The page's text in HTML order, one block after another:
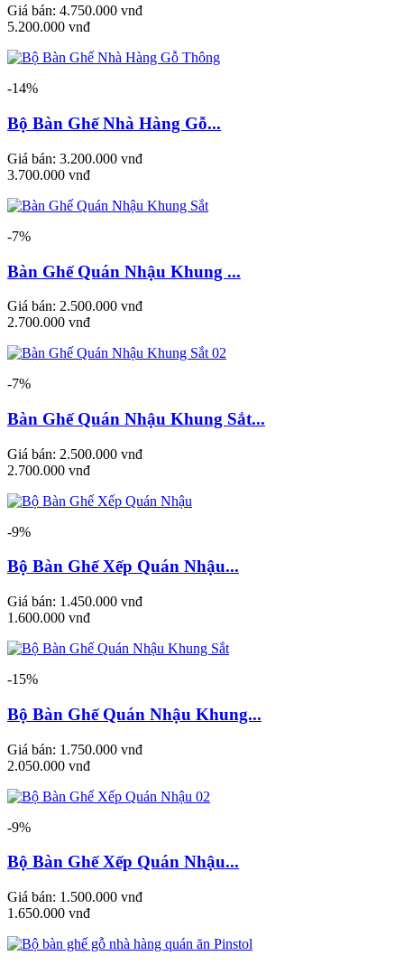
Giá bán: 4.750.000 vnđ
5.200.000 vnđ
-14%
Bộ Bàn Ghế Nhà Hàng Gỗ...
Giá bán: 3.200.000 vnđ
3.700.000 vnđ
-7%
Bàn Ghế Quán Nhậu Khung ...
Giá bán: 2.500.000 vnđ
2.700.000 vnđ
-7%
Bàn Ghế Quán Nhậu Khung Sắt...
Giá bán: 2.500.000 vnđ
2.700.000 vnđ
-9%
Bộ Bàn Ghế Xếp Quán Nhậu...
Giá bán: 1.450.000 vnđ
1.600.000 vnđ
-15%
Bộ Bàn Ghế Quán Nhậu Khung...
Giá bán: 1.750.000 vnđ
2.050.000 vnđ
-9%
Bộ Bàn Ghế Xếp Quán Nhậu...
Giá bán: 1.500.000 vnđ
1.650.000 vnđ